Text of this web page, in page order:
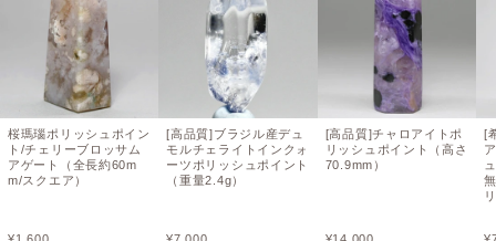
桜瑪瑙ポリッシュポイン
ト/チェリーブロッサム
アゲート（全長約60m
m/スクエア）
[高品質]ブラジル産デュ
モルチェライトインクォ
ーツポリッシュポイント
（重量2.4g）
[高品質]チャロアイトポ
リッシュポイント（高さ
70.9mm）
[